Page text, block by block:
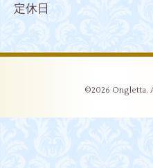
定休日
©2026 Ongletta.